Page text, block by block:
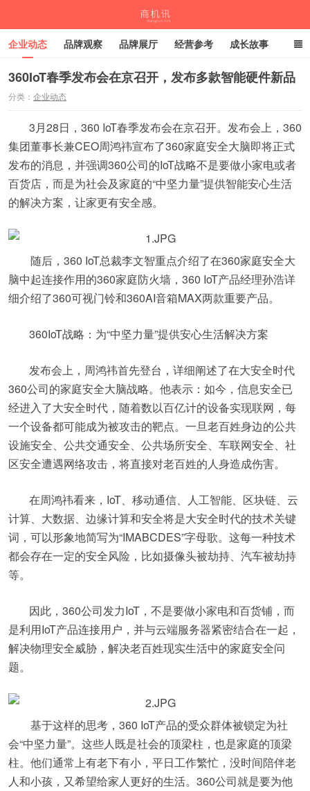
企业动态 品牌观察 品牌展厅 经营参考 成长故事
深度观察 伙伴计划
360IoT春季发布会在京召开，发布多款智能硬件新品
分类： 企业动态
3月28日，360 IoT春季发布会在京召开。发布会上，360
集团董事长兼CEO周鸿祎宣布了360家庭安全大脑即将正式
发布的消息，并强调360公司的IoT战略不是要做小家电或者
百货店，而是为社会及家庭的“中坚力量”提供智能安心生活
的解决方案，让家更有安全感。
随后，360 IoT总裁李文智重点介绍了在360家庭安全大
脑中起连接作用的360家庭防火墙，360 IoT产品经理孙浩详
细介绍了360可视门铃和360AI音箱MAX两款重要产品。
360IoT战略：为“中坚力量”提供安心生活解决方案
发布会上，周鸿祎首先登台，详细阐述了在大安全时代
360公司的家庭安全大脑战略。他表示：如今，信息安全已
经进入了大安全时代，随着数以百亿计的设备实现联网，每
一个设备都可能成为被攻击的靶点。一旦老百姓身边的公共
设施安全、公共交通安全、公共场所安全、车联网安全、社
区安全遭遇网络攻击，将直接对老百姓的人身造成伤害。
在周鸿祎看来，IoT、移动通信、人工智能、区块链、云
计算、大数据、边缘计算和安全将是大安全时代的技术关键
词，可以形象地简写为“IMABCDES”字母歌。这每一种技术
都会存在一定的安全风险，比如摄像头被劫持、汽车被劫持
等。
因此，360公司发力IoT，不是要做小家电和百货铺，而
是利用IoT产品连接用户，并与云端服务器紧密结合在一起，
解决物理安全威胁，解决老百姓现实生活中的家庭安全问
题。
基于这样的思考，360 IoT产品的受众群体被锁定为社
会“中坚力量”。这些人既是社会的顶梁柱，也是家庭的顶梁
柱。他们通常上有老下有小，平日工作繁忙，没时间陪伴老
人和小孩，又希望给家人更好的生活。360公司就是要为他